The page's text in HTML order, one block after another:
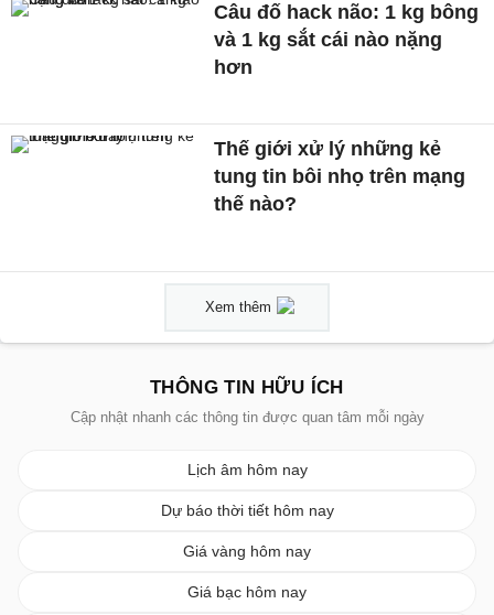
Câu đố hack não: 1 kg bông
và 1 kg sắt cái nào nặng
hơn
Thế giới xử lý những kẻ
tung tin bôi nhọ trên mạng
thế nào?
Xem thêm
THÔNG TIN HỮU ÍCH
Cập nhật nhanh các thông tin được quan tâm mỗi ngày
Lịch âm hôm nay
Dự báo thời tiết hôm nay
Giá vàng hôm nay
Giá bạc hôm nay